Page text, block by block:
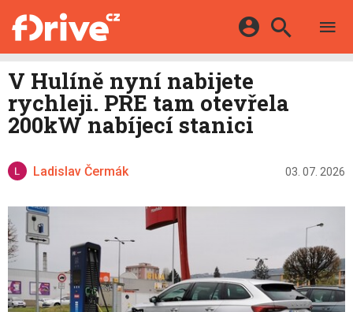
KATALOG
MAPA STANIC
DALŠÍ
HYBRIDY
E-MOTORSPORT
OSTATNÍ
Facebook Google
V Hulíně nyní nabijete
rychleji. PRE tam otevřela
200kW nabíjecí stanici
Ladislav Čermák 03. 07. 2026